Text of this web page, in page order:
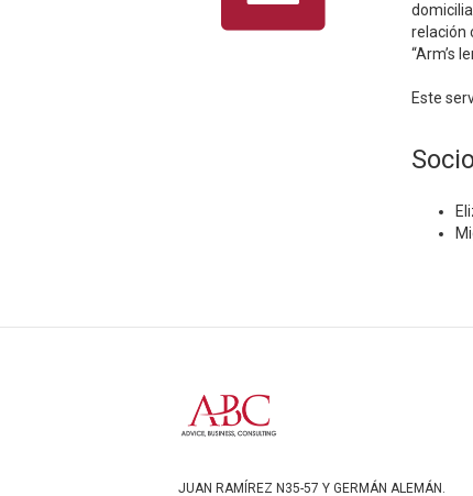
relación
“Arm’s
Este
JUAN RAMÍREZ N35-57 Y GERMÁN ALEMÁN.